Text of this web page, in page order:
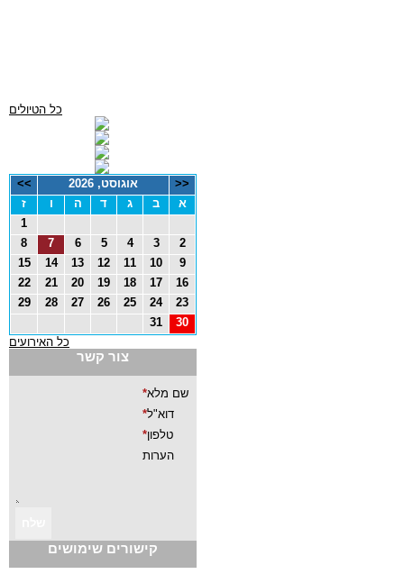
כל הטיולים
<< אוגוסט, 2026
>>
א
ב ג ד ה ו
ז
1
2
3
4
5
6
7
8
9
10
11
12
13
14
15
16
17
18
19
20
21
22
23
24
25
26
27
28
29
30
31
כל האירועים
צור קשר
קישורים שימושים